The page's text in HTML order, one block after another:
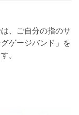
、ご自分の指のサ
ゲージバンド」を
。